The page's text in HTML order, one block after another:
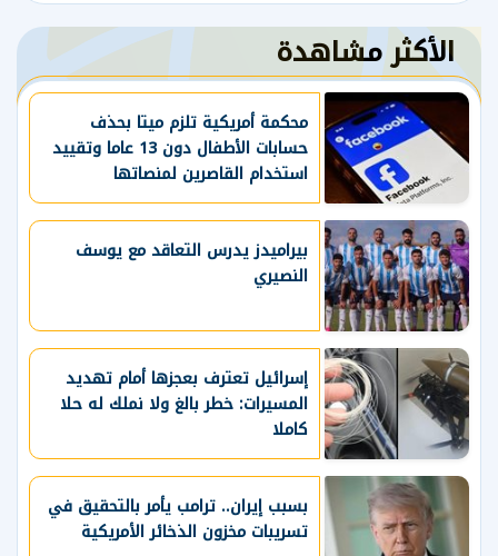
الأكثر مشاهدة
محكمة أمريكية تلزم ميتا بحذف
حسابات الأطفال دون 13 عاما وتقييد
استخدام القاصرين لمنصاتها
بيراميدز يدرس التعاقد مع يوسف
النصيري
إسرائيل تعترف بعجزها أمام تهديد
المسيرات: خطر بالغ ولا نملك له حلا
كاملا
بسبب إيران.. ترامب يأمر بالتحقيق في
تسريبات مخزون الذخائر الأمريكية